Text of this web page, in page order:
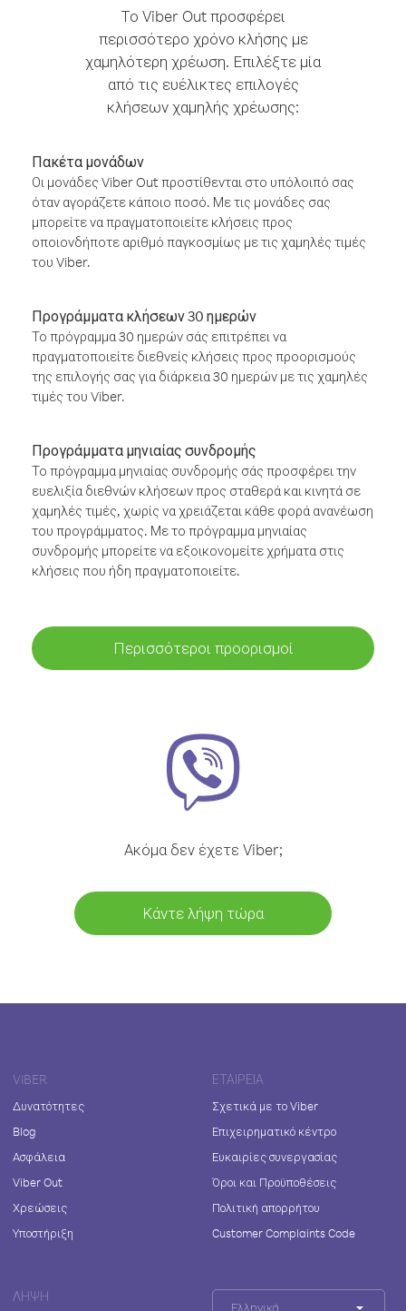
Το Viber Out προσφέρει
περισσότερο χρόνο κλήσης με
χαμηλότερη χρέωση. Επιλέξτε μία
από τις ευέλικτες επιλογές
κλήσεων χαμηλής χρέωσης:
Πακέτα μονάδων
Οι μονάδες Viber Out προστίθενται στο υπόλοιπό σας
όταν αγοράζετε κάποιο ποσό. Με τις μονάδες σας
μπορείτε να πραγματοποιείτε κλήσεις προς
οποιονδήποτε αριθμό παγκοσμίως με τις χαμηλές τιμές
του Viber.
Προγράμματα κλήσεων 30 ημερών
Το πρόγραμμα 30 ημερών σάς επιτρέπει να
πραγματοποιείτε διεθνείς κλήσεις προς προορισμούς
της επιλογής σας για διάρκεια 30 ημερών με τις χαμηλές
τιμές του Viber.
Προγράμματα μηνιαίας συνδρομής
Το πρόγραμμα μηνιαίας συνδρομής σάς προσφέρει την
ευελιξία διεθνών κλήσεων προς σταθερά και κινητά σε
χαμηλές τιμές, χωρίς να χρειάζεται κάθε φορά ανανέωση
του προγράμματος. Με το πρόγραμμα μηνιαίας
συνδρομής μπορείτε να εξοικονομείτε χρήματα στις
κλήσεις που ήδη πραγματοποιείτε.
Περισσότεροι προορισμοί
Ακόμα δεν έχετε Viber;
Κάντε λήψη τώρα
VIBER
Δυνατότητες
Blog
Ασφάλεια
Viber Out
Χρεώσεις
Υποστήριξη
ΕΤΑΙΡΕΊΑ
Σχετικά με το Viber
Επιχειρηματικό κέντρο
Ευκαιρίες συνεργασίας
Όροι και Προϋποθέσεις
Πολιτική απορρήτου
Customer Complaints Code
ΛΉΨΗ
Ελληνικά